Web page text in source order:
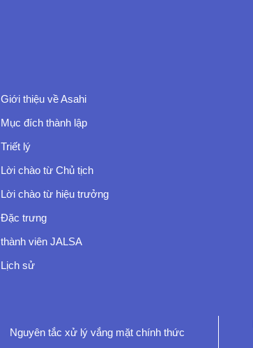
Giới thiệu về Asahi
Mục đích thành lập
Triết lý
Lời chào từ Chủ tịch
Lời chào từ hiệu trưởng
Đặc trưng
thành viên JALSA
Lịch sử
Nguyên tắc xử lý vắng mặt chính thức